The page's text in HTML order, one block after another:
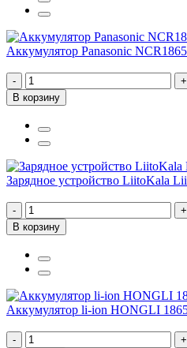
Аккумулятор Panasonic
-
+
В корзину
Зарядное устройство LiitoKala
-
+
В корзину
Аккумулятор li-ion HONGLI
-
+